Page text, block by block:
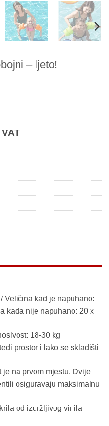
– ljeto!
Veličina kad je napuhano:
kada nije napuhano: 20 x
18-30 kg
prostor i lako se skladišti
na prvom mjestu. Dvije
osiguravaju maksimalnu
od izdržljivog vinila